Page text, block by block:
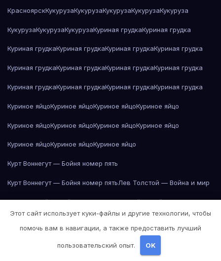
КрасноярскКукурузаКукурузаКукурузаКукурузаКукуруза
КукурузаКукурузаКукурузаКуриная грудкаКуриная грудка
Куриная грудкаКуриная грудкаКуриная грудкаКуриная грудка
Куриная грудкаКуриная грудкаКуриная грудкаКуриная грудка
Куриная грудкаКуриная грудкаКуриная грудкаКуриная грудка
Куриное яйцоКуриное яйцоКуриное яйцоКуриное яйцо
Куриное яйцоКуриное яйцоКуриное яйцоКуриное яйцо
Куриное яйцоКуриное яйцоКуриное яйцо
Курт Воннегут — Бойня номер пять
Курт Воннегут — Бойня номер пятьЛев Толстой — Война и мир
Лев Толстой — Война и мирЛев Толстой — Война и мир
Этот сайт использует куки-файлы и другие технологии, чтобы
помочь вам в навигации, а также предоставить лучший
пользовательский опыт. OK